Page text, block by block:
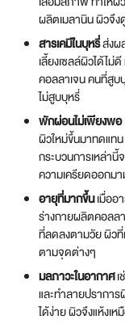
ผลิตเมลานิน ผิวจึง
สารเคมีในบุหรี่ส่งผ
เลี้ยงเซลล์ผิวได้ไม่
คอลลาเจน คนที่สูบ
ไม่สูบบุหรี่
พักผ่อนไม่เพียงพอ
ผิวใหม่ขึ้นมาทดแท
กระบวนการเหล่านี้
ความเครียดออกม
อายุที่มากขึ้นเมื่ออ
ร่างกายผลิตคอลล
ที่ลดลงตามวัย ผิวที่
ตามจุดต่างๆ
มลภาวะในอากาศ
และทำลายปรากา
ได้ง่าย ผิวจึงแห้งเ